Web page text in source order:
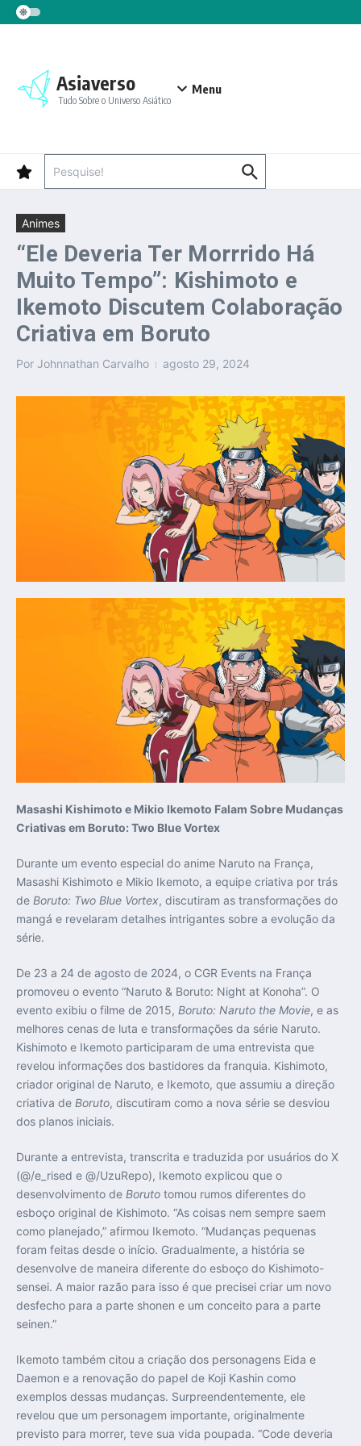
Ir para o conteúdo
Asiaverso
Tudo Sobre o Universo Asiático
Menu
Animes
“Ele Deveria Ter Morrrido Há
Muito Tempo”: Kishimoto e
Ikemoto Discutem Colaboração
Criativa em Boruto
Por Johnnathan Carvalho agosto 29, 2024
Masashi Kishimoto e Mikio Ikemoto Falam Sobre Mudanças
Criativas em Boruto: Two Blue Vortex
Durante um evento especial do anime Naruto na França,
Masashi Kishimoto e Mikio Ikemoto, a equipe criativa por trás
de Boruto: Two Blue Vortex, discutiram as transformações do
mangá e revelaram detalhes intrigantes sobre a evolução da
série.
De 23 a 24 de agosto de 2024, o CGR Events na França
promoveu o evento “Naruto & Boruto: Night at Konoha”. O
evento exibiu o filme de 2015, Boruto: Naruto the Movie, e as
melhores cenas de luta e transformações da série Naruto.
Kishimoto e Ikemoto participaram de uma entrevista que
revelou informações dos bastidores da franquia. Kishimoto,
criador original de Naruto, e Ikemoto, que assumiu a direção
criativa de Boruto, discutiram como a nova série se desviou
dos planos iniciais.
Durante a entrevista, transcrita e traduzida por usuários do X
(@/e_rised e @/UzuRepo), Ikemoto explicou que o
desenvolvimento de Boruto tomou rumos diferentes do
esboço original de Kishimoto. “As coisas nem sempre saem
como planejado,” afirmou Ikemoto. “Mudanças pequenas
foram feitas desde o início. Gradualmente, a história se
desenvolve de maneira diferente do esboço do Kishimoto-
sensei. A maior razão para isso é que precisei criar um novo
desfecho para a parte shonen e um conceito para a parte
seinen.”
Ikemoto também citou a criação dos personagens Eida e
Daemon e a renovação do papel de Koji Kashin como
exemplos dessas mudanças. Surpreendentemente, ele
revelou que um personagem importante, originalmente
previsto para morrer, teve sua vida poupada. “Code deveria